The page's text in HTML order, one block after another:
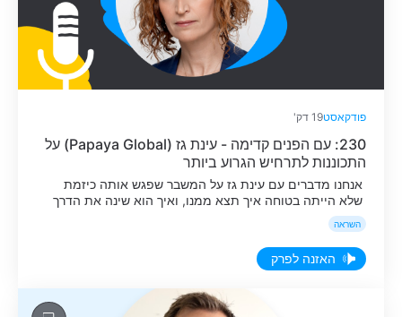
פודקאסט19 דק'
230: עם הפנים קדימה - עינת גז (Papaya Global) על
התכוננות לתרחיש הגרוע ביותר
אנחנו מדברים עם עינת גז על המשבר שפגש אותה כיזמת
שלא הייתה בטוחה איך תצא ממנו, ואיך הוא שינה את הדרך
בה היא מתמודדת עם משברים ע״י התכוננות לתרחיש הגרוע
ביותר.
השראה
האזנה לפרק